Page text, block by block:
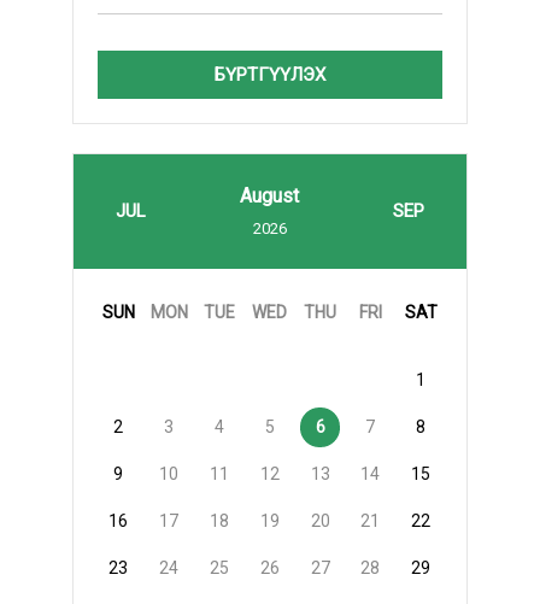
БҮРТГҮҮЛЭХ
JUL
August
2026
SEP
SUN MON TUE WED THU FRI SAT
1
2 3 4 5 6 7 8
9 10 11 12 13 14 15
16 17 18 19 20 21 22
23 24 25 26 27 28 29